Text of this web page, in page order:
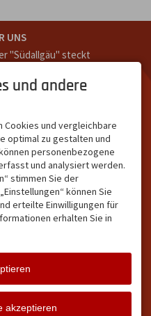
UNS
"Südallgäu" steckt
Ziel ist ein attraktives
im
Oberallgäu eine
Plattform bietet.
& REICHWEITE
36.700 Abos bei
Twitter
und andere
Cookies und vergleichbare
optimal zu gestalten und
personenbezogene
und analysiert werden.
stimmen Sie der
können Sie
erteilte Einwilligungen für
erhalten Sie in
akzeptieren